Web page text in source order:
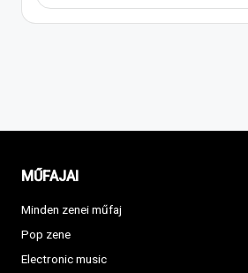
MŰFAJAI
Minden zenei műfaj
Pop zene
Electronic music